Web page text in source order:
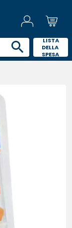
LISTA
DELLA
SPESA